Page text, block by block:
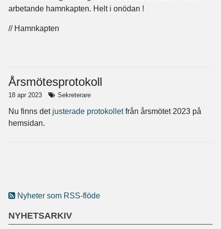
Nyheter som RSS-flöde
NYHETSARKIV
arbetande hamnkapten. Helt i onödan !
// Hamnkapten
Årsmötesprotokoll
18 apr 2023 Sekreterare
Nu finns det justerade protokolletfrån årsmötet 2023 på
hemsidan.